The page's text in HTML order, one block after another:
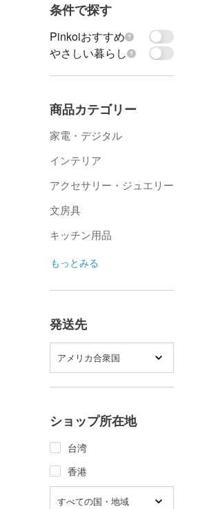
条件で探す
Pinkoiおすすめ
やさしい暮らし
商品カテゴリー
家電・デジタル
インテリア
アクセサリー・ジュエリー
文房具
キッチン用品
もっとみる
発送先
アメリカ合衆国
ショップ所在地
台湾
香港
すべての国・地域